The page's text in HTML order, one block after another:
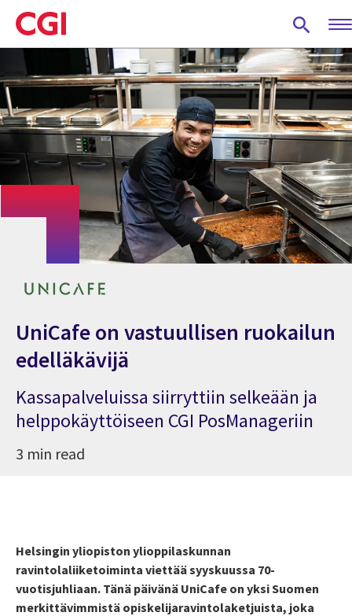
Skip
to
main
content
UniCafe on vastuullisen ruokailun
edelläkävijä
Kassapalveluissa siirryttiin selkeään ja
helppokäyttöiseen CGI PosManageriin
3 min read
Helsingin yliopiston ylioppilaskunnan
ravintolaliiketoiminta viettää syyskuussa 70-
vuotisjuhliaan. Tänä päivänä UniCafe on yksi Suomen
merkittävimmistä opiskelijaravintolaketjuista, joka